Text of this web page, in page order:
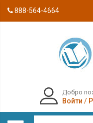
888-564-4664
Добро
Войти /